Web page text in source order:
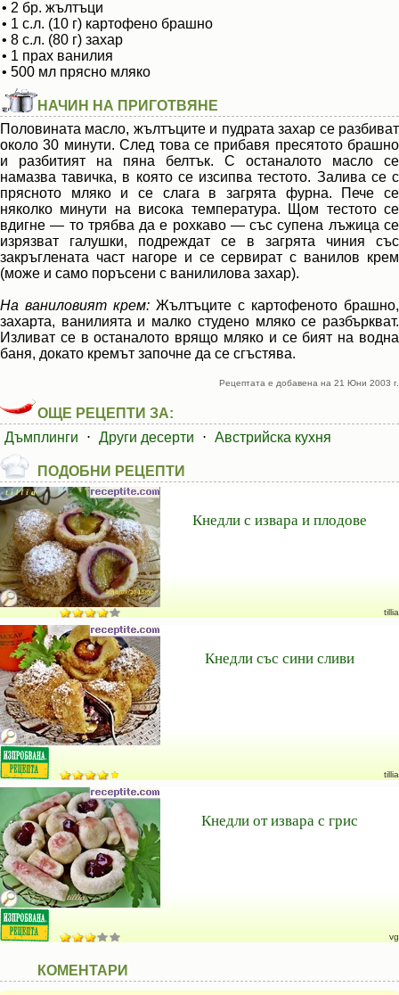
• 2 бр. жълтъци
• 1 с.л. (10 г) картофено брашно
• 8 с.л. (80 г) захар
• 1 прах ванилия
• 500 мл прясно мляко
НАЧИН НА ПРИГОТВЯНЕ
Половината масло, жълтъците и пудрата захар се разбиват
около 30 минути. След това се прибавя пресятото брашно
и разбитият на пяна белтък. С останалото масло се
намазва тавичка, в която се изсипва тестото. Залива се с
прясното мляко и се слага в загрята фурна. Пече се
няколко минути на висока температура. Щом тестото се
вдигне — то трябва да е рохкаво — със супена лъжица се
изрязват галушки, подреждат се в загрята чиния със
закръглената част нагоре и се сервират с ванилов крем
(може и само поръсени с ванилилова захар).
На ваниловият крем: Жълтъците с картофеното брашно,
захарта, ванилията и малко студено мляко се разбъркват.
Изливат се в останалото врящо мляко и се бият на водна
баня, докато кремът започне да се сгъстява.
Рецептата е добавена на 21 Юни 2003 г.
ОЩЕ РЕЦЕПТИ ЗА:
Дъмплинги
⋅ Други десерти ⋅ Австрийска кухня
ПОДОБНИ РЕЦЕПТИ
Кнедли с извара и плодове
tillia
Кнедли със сини сливи
tillia
Кнедли от извара с грис
vg
КОМЕНТАРИ